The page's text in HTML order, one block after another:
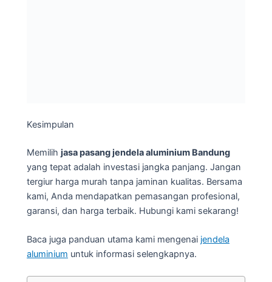
Kesimpulan
Memilih jasa pasang jendela aluminium Bandung
yang tepat adalah investasi jangka panjang. Jangan
tergiur harga murah tanpa jaminan kualitas. Bersama
kami, Anda mendapatkan pemasangan profesional,
garansi, dan harga terbaik. Hubungi kami sekarang!
Baca juga panduan utama kami mengenai jendela
aluminium untuk informasi selengkapnya.